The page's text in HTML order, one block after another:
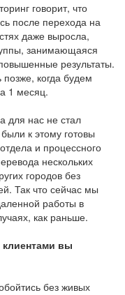
говорит, что
после перехода на
даже выросла,
занимающаяся
результаты.
когда будем
1 месяц.
для нас не стал
к этому готовы
и процессного
нескольких
городов без
Так что сейчас мы
работы в
как раньше.
вы
без живых